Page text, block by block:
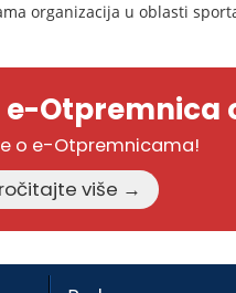
organizacija u oblasti
Otpremnica
o e-Otpremnicama!
Pročitajte više →